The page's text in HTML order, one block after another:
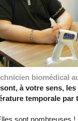
biomédical
à votre sens,
temporale par
sont nombreuses